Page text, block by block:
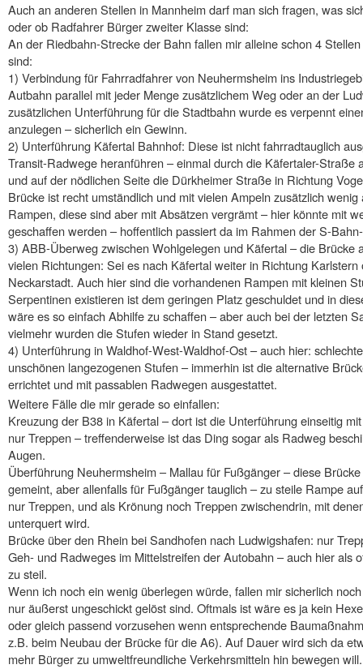
Auch an anderen Stellen in Mannheim darf man sich fragen, was
oder ob Radfahrer Bürger zweiter Klasse sind:
An der Riedbahn-Strecke der Bahn fallen mir alleine schon 4
sind:
1) Verbindung für Fahrradfahrer von Neuhermsheim ins
Autbahn parallel mit jeder Menge zusätzlichem Weg oder an der
zusätzlichen Unterführung für die Stadtbahn wurde es verpennt
anzulegen – sicherlich ein Gewinn.
2) Unterführung Käfertal Bahnhof: Diese ist nicht fahrradtauglich
Transit-Radwege heranführen – einmal durch die Käfertaler-Straße
und auf der nödlichen Seite die Dürkheimer Straße in Richtung
Brücke ist recht umständlich und mit vielen Ampeln zusätzlich
Rampen, diese sind aber mit Absätzen vergrämt – hier könnte mit
geschaffen werden – hoffentlich passiert da im Rahmen der S-
3) ABB-Überweg zwischen Wohlgelegen und Käfertal – die Brücke
vielen Richtungen: Sei es nach Käfertal weiter in Richtung
Neckarstadt. Auch hier sind die vorhandenen Rampen mit kleinen
Serpentinen existieren ist dem geringen Platz geschuldet und in
wäre es so einfach Abhilfe zu schaffen – aber auch bei der letzten
vielmehr wurden die Stufen wieder in Stand gesetzt.
4) Unterführung in Waldhof-West-Waldhof-Ost – auch hier:
unschönen langezogenen Stufen – immerhin ist die alternative
errichtet und mit passablen Radwegen ausgestattet.
Weitere Fälle die mir gerade so einfallen:
Kreuzung der B38 in Käfertal – dort ist die Unterführung einseitig
nur Treppen – treffenderweise ist das Ding sogar als Radweg
Augen.
Überführung Neuhermsheim – Mallau für Fußgänger – diese
gemeint, aber allenfalls für Fußgänger tauglich – zu steile Rampe
nur Treppen, und als Krönung noch Treppen zwischendrin, mit
unterquert wird.
Brücke über den Rhein bei Sandhofen nach Ludwigshafen: nur
Geh- und Radweges im Mittelstreifen der Autobahn – auch hier als
zu steil.
Wenn ich noch ein wenig überlegen würde, fallen mir sicherlich
nur äußerst ungeschickt gelöst sind. Oftmals ist wäre es ja kein
oder gleich passend vorzusehen wenn entsprechende
z.B. beim Neubau der Brücke für die A6). Auf Dauer wird sich da
mehr Bürger zu umweltfreundliche Verkehrsmitteln hin bewegen will.